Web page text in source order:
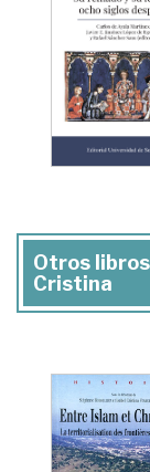
Otros libros
Cristina